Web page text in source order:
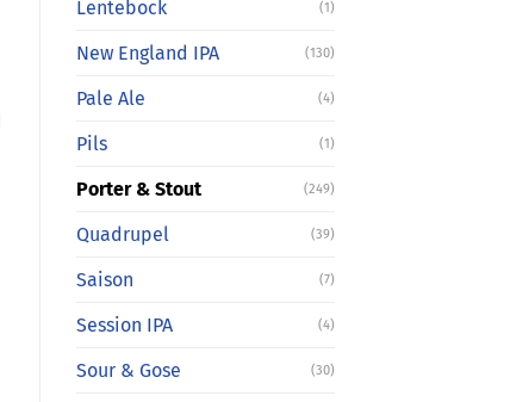
Lentebock (1)
New England IPA (130)
Pale Ale (4)
Pils (1)
Porter & Stout (249)
Quadrupel (39)
Saison (7)
Session IPA (4)
Sour & Gose (30)